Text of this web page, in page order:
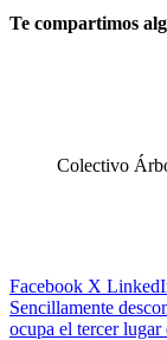
Te compartimos
Colectivo
Facebook X
Sencillamente
ocupa el tercer